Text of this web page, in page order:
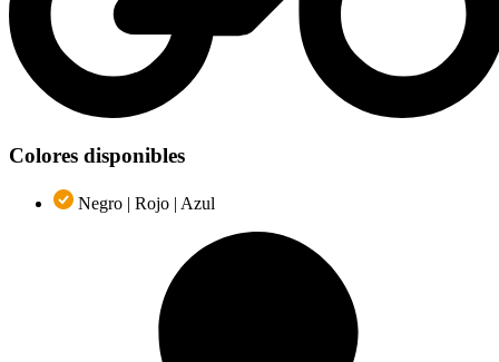
Colores disponibles
Negro | Rojo | Azul